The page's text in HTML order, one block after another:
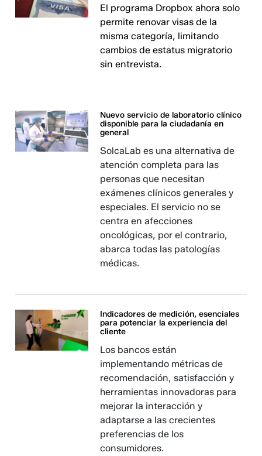
El programa Dropbox ahora solo
permite renovar visas de la
misma categoría, limitando
cambios de estatus migratorio
sin entrevista.
Nuevo servicio de laboratorio clínico
disponible para la ciudadanía en
general
SolcaLab es una alternativa de
atención completa para las
personas que necesitan
exámenes clínicos generales y
especiales. El servicio no se
centra en afecciones
oncológicas, por el contrario,
abarca todas las patologías
médicas.
Indicadores de medición, esenciales
para potenciar la experiencia del
cliente
Los bancos están
implementando métricas de
recomendación, satisfacción y
herramientas innovadoras para
mejorar la interacción y
adaptarse a las crecientes
preferencias de los
consumidores.